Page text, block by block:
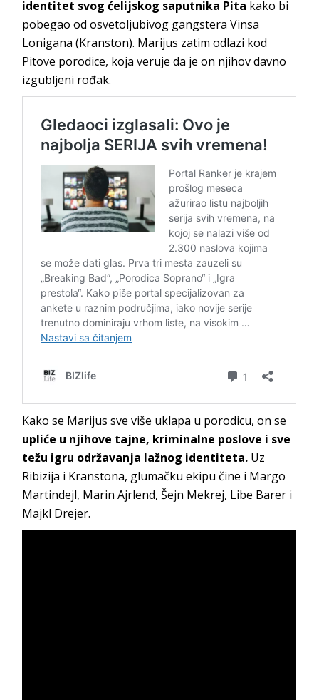
identitet svog ćelijskog saputnika Pita kako bi
pobegao od osvetoljubivog gangstera Vinsa
Lonigana (Kranston). Marijus zatim odlazi kod
Pitove porodice, koja veruje da je on njihov davno
izgubljeni rođak.
Kako se Marijus sve više uklapa u porodicu, on se
upliće u njihove tajne, kriminalne poslove i sve
težu igru održavanja lažnog identiteta. Uz
Ribizija i Kranstona, glumačku ekipu čine i Margo
Martindejl, Marin Ajrlend, Šejn Mekrej, Libe Barer i
Majkl Drejer.